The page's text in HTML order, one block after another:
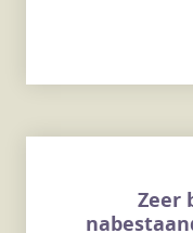
Zeer